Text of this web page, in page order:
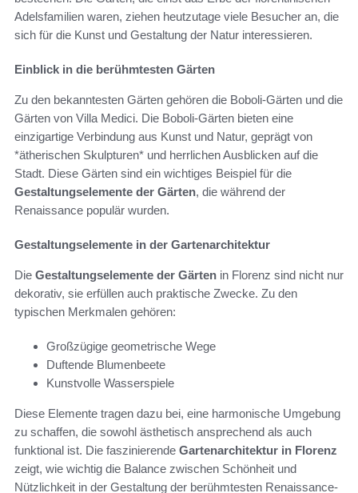
Adelsfamilien waren, ziehen heutzutage viele Besucher an, die
sich für die Kunst und Gestaltung der Natur interessieren.
Einblick in die berühmtesten Gärten
Zu den bekanntesten Gärten gehören die Boboli-Gärten und die
Gärten von Villa Medici. Die Boboli-Gärten bieten eine
einzigartige Verbindung aus Kunst und Natur, geprägt von
*ätherischen Skulpturen* und herrlichen Ausblicken auf die
Stadt. Diese Gärten sind ein wichtiges Beispiel für die
Gestaltungselemente der Gärten, die während der
Renaissance populär wurden.
Gestaltungselemente in der Gartenarchitektur
Die Gestaltungselemente der Gärten in Florenz sind nicht nur
dekorativ, sie erfüllen auch praktische Zwecke. Zu den
typischen Merkmalen gehören:
Großzügige geometrische Wege
Duftende Blumenbeete
Kunstvolle Wasserspiele
Diese Elemente tragen dazu bei, eine harmonische Umgebung
zu schaffen, die sowohl ästhetisch ansprechend als auch
funktional ist. Die faszinierende Gartenarchitektur in Florenz
zeigt, wie wichtig die Balance zwischen Schönheit und
Nützlichkeit in der Gestaltung der berühmtesten Renaissance-